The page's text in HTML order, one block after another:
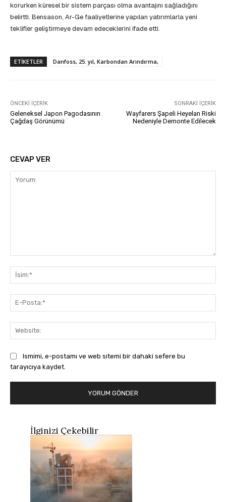
korurken küresel bir sistem parçası olma avantajını sağladığını
belirtti. Bensason, Ar-Ge faaliyetlerine yapılan yatırımlarla yeni
teklifler geliştirmeye devam edeceklerini ifade etti.
ETIKETLER Danfoss, 25. yıl, Karbondan Arındırma,
ÖNCEKI İÇERIK
Geleneksel Japon Pagodasının
Çağdaş Görünümü
SONRAKI İÇERIK
Wayfarers Şapeli Heyelan Riski
Nedeniyle Demonte Edilecek
CEVAP VER
Ismimi, e-postamı ve web sitemi bir dahaki sefere bu
tarayıcıya kaydet.
İlginizi Çekebilir